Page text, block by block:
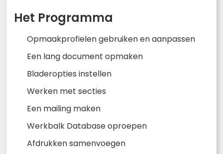
Het Programma
Opmaakprofielen gebruiken en aanpassen
Een lang document opmaken
Bladeropties instellen
Werken met secties
Een mailing maken
Werkbalk Database oproepen
Afdrukken samenvoegen